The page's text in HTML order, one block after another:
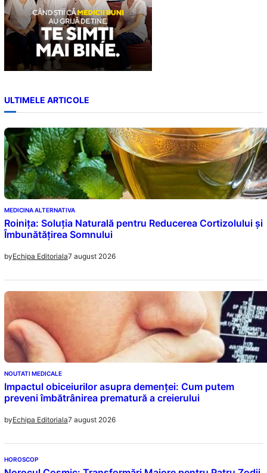
ULTIMELE ARTICOLE
MEDICINA ALTERNATIVA
Roinița: Soluția Naturală pentru Reducerea Cortizolului și
Îmbunătățirea Somnului
byEchipa Editoriala7 august 2026
NOUTATI MEDICALE
Impactul obiceiurilor asupra demenței: Cum putem
preveni îmbătrânirea prematură a creierului
byEchipa Editoriala7 august 2026
HOROSCOP